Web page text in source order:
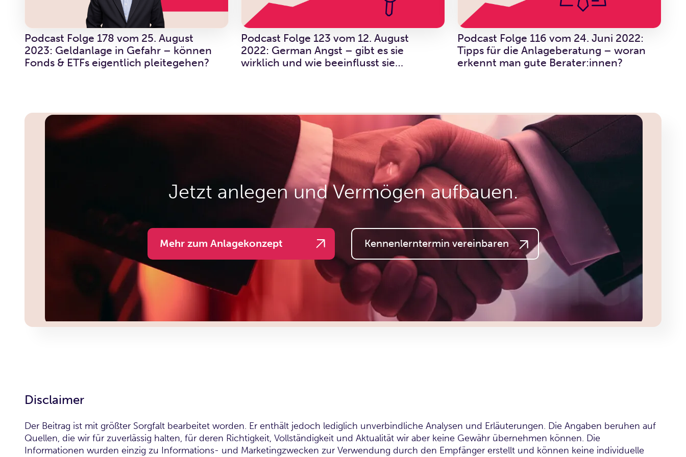
Podcast Folge 178 vom 25. August
2023: Geldanlage in Gefahr – können
Fonds & ETFs eigentlich pleitegehen?
Podcast Folge 123 vom 12. August
2022: German Angst – gibt es sie
wirklich und wie beeinflusst sie
Podcast Folge 116 vom 24. Juni 2022:
Tipps für die Anlageberatung – woran
erkennt man gute Berater:innen?
Jetzt anlegen und Vermögen aufbauen.
Mehr zum Anlagekonzept Kennenlerntermin vereinbaren
Disclaimer
Der Beitrag ist mit größter Sorgfalt bearbeitet worden. Er enthält jedoch lediglich unverbindliche Analysen und Erläuterungen. Die Angaben beruhen auf
Quellen, die wir für zuverlässig halten, für deren Richtigkeit, Vollständigkeit und Aktualität wir aber keine Gewähr übernehmen können. Die
Informationen wurden einzig zu Informations- und Marketingzwecken zur Verwendung durch den Empfänger erstellt und können keine individuelle